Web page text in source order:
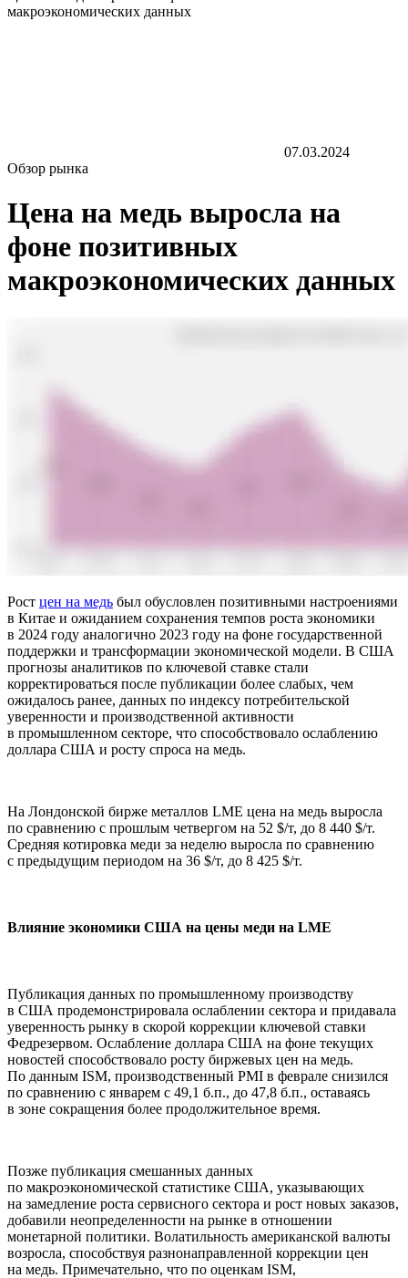
макроэкономических данных
07.03.2024
Обзор рынка
Цена на медь выросла на
фоне позитивных
макроэкономических данных
Рост цен на медь был обусловлен позитивными настроениями
в Китае и ожиданием сохранения темпов роста экономики
в 2024 году аналогично 2023 году на фоне государственной
поддержки и трансформации экономической модели. В США
прогнозы аналитиков по ключевой ставке стали
корректироваться после публикации более слабых, чем
ожидалось ранее, данных по индексу потребительской
уверенности и производственной активности
в промышленном секторе, что способствовало ослаблению
доллара США и росту спроса на медь.
На Лондонской бирже металлов LME цена на медь выросла
по сравнению с прошлым четвергом на 52 $/т, до 8 440 $/т.
Средняя котировка меди за неделю выросла по сравнению
с предыдущим периодом на 36 $/т, до 8 425 $/т.
Влияние экономики США на цены меди на LME
Публикация данных по промышленному производству
в США продемонстрировала ослаблении сектора и придавала
уверенность рынку в скорой коррекции ключевой ставки
Федрезервом. Ослабление доллара США на фоне текущих
новостей способствовало росту биржевых цен на медь.
По данным ISM, производственный PMI в феврале снизился
по сравнению с январем с 49,1 б.п., до 47,8 б.п., оставаясь
в зоне сокращения более продолжительное время.
Позже публикация смешанных данных
по макроэкономической статистике США, указывающих
на замедление роста сервисного сектора и рост новых заказов,
добавили неопределенности на рынке в отношении
монетарной политики. Волатильность американской валюты
возросла, способствуя разнонаправленной коррекции цен
на медь. Примечательно, что по оценкам ISM,